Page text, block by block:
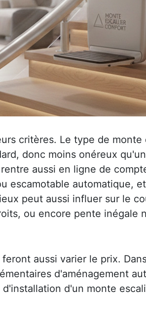
critères. Le type de
donc moins onéreux
aussi en ligne de
escamotable automatique,
peut aussi influer sur le
ou encore pente inégale
aussi varier le prix.
d'aménagement
d'un monte